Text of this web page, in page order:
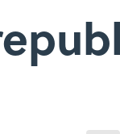
mezinárodní
hospodářskou